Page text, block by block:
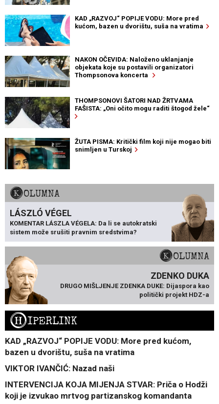
KAD „RAZVOJ“ POPIJE VODU: More pred
kućom, bazen u dvorištu, suša na vratima
NAKON OČEVIDA: Naloženo uklanjanje
objekata koje su postavili organizatori
Thompsonova koncerta
THOMPSONOVI ŠATORI NAD ŽRTVAMA
FAŠISTA: „Oni očito mogu raditi štogod žele“
ŽUTA PISMA: Kritički film koji nije mogao biti
snimljen u Turskoj
KOLUMNA
LÁSZLÓ VÉGEL
KOMENTAR LÁSZLA VÉGELA: Da li se autokratski
sistem može srušiti pravnim sredstvima?
KOLUMNA
ZDENKO DUKA
DRUGO MIŠLJENJE ZDENKA DUKE: Dijaspora kao
politički projekt HDZ-a
HIPERLINK
KAD „RAZVOJ“ POPIJE VODU: More pred kućom,
bazen u dvorištu, suša na vratima
VIKTOR IVANČIĆ: Nazad naši
INTERVENCIJA KOJA MIJENJA STVAR: Priča o Hodži
koji je izvukao mrtvog partizanskog komandanta